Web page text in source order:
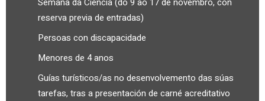
reserva previa de entradas)
Persoas con discapacidade
Menores de 4 anos
Guías turísticos/as no desenvolvemento das súas
tarefas, tras a presentación de carné acreditativo